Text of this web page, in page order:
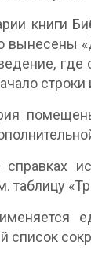
книги
вынесены
справках
таблицу